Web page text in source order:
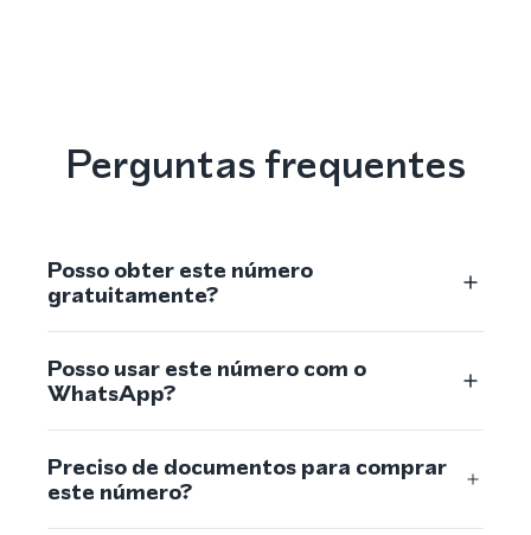
Perguntas frequentes
Posso obter este número
gratuitamente?
Posso usar este número com o
WhatsApp?
Preciso de documentos para comprar
este número?